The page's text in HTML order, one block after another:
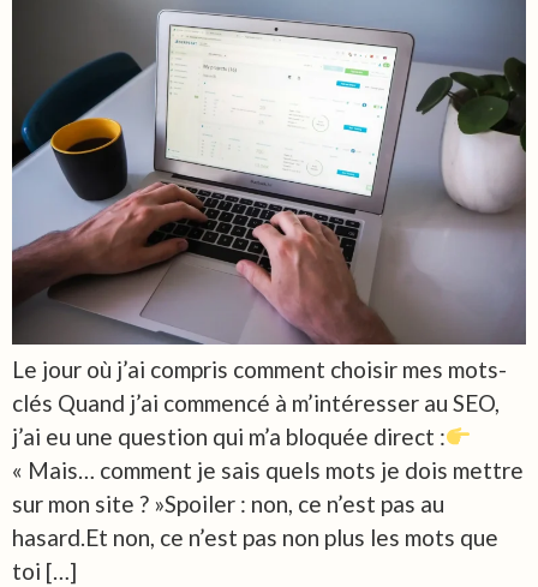
Le jour où j’ai compris comment choisir mes mots-
clés Quand j’ai commencé à m’intéresser au SEO,
j’ai eu une question qui m’a bloquée direct :
« Mais… comment je sais quels mots je dois mettre
sur mon site ? »Spoiler : non, ce n’est pas au
hasard.Et non, ce n’est pas non plus les mots que
toi […]